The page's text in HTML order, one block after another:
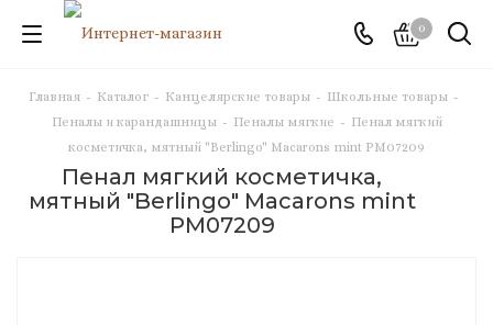
0
Главная - Каталог - Канцелярские товары - Школьные товары -
Пеналы и карандашницы - Пеналы мягкие - Пенал мягкий
косметичка, мятный "Berlingo" Macarons mint РМ07209
Пенал мягкий косметичка,
мятный "Berlingo" Macarons mint
РМ07209